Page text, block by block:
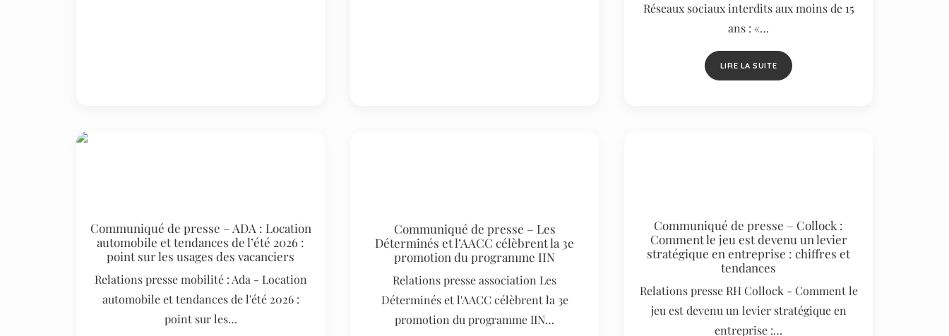
Réseaux sociaux interdits aux moins de 15
ans : «…
LIRE LA SUITE
Communiqué de presse – ADA : Location
automobile et tendances de l’été 2026 :
point sur les usages des vacanciers
Relations presse mobilité : Ada - Location
automobile et tendances de l'été 2026 :
point sur les…
Communiqué de presse – Les
Déterminés et l’AACC célèbrent la 3e
promotion du programme IIN
Relations presse association Les
Déterminés et l'AACC célèbrent la 3e
promotion du programme IIN…
Communiqué de presse – Collock :
Comment le jeu est devenu un levier
stratégique en entreprise : chiffres et
tendances
Relations presse RH Collock - Comment le
jeu est devenu un levier stratégique en
entreprise :…